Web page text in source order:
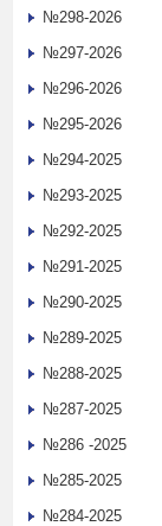
№298-2026
№297-2026
№296-2026
№295-2026
№294-2025
№293-2025
№292-2025
№291-2025
№290-2025
№289-2025
№288-2025
№287-2025
№286 -2025
№285-2025
№284-2025